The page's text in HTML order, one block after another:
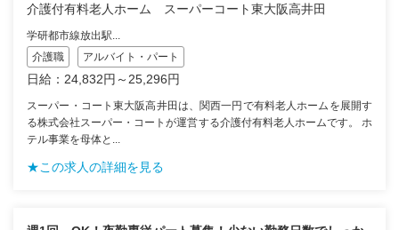
介護付有料老人ホーム スーパーコート東大阪高井田
学研都市線放出駅...
介護職
アルバイト・パート
日給：24,832円～25,296円
スーパー・コート東大阪高井田は、関西一円で有料老人ホームを展開す
る株式会社スーパー・コートが運営する介護付有料老人ホームです。 ホ
テル事業を母体と...
★この求人の詳細を見る